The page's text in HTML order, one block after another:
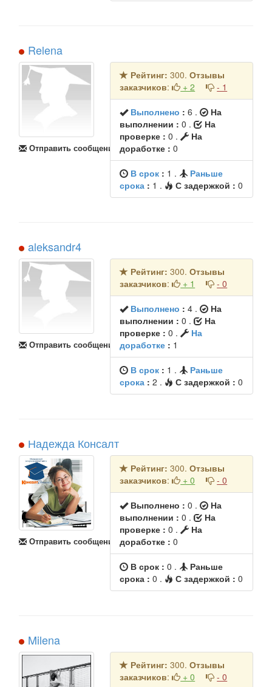
Relena
Отправить сообщение
Рейтинг:300.Отзывы
заказчиков: + 2 - 1
Выполнено :6 .
На
выполнении :0 .
На
проверке :0 .
На
доработке :0
В срок : 1 .
Раньше
срока : 1 . С задержкой :0
aleksandr4
Отправить сообщение
Рейтинг:300.Отзывы
заказчиков: + 1 - 0
Выполнено :4 .
На
выполнении :0 .
На
проверке :0 .
На
доработке : 1
В срок : 1 .
Раньше
срока :2 . С задержкой :0
Надежда Консалт
Отправить сообщение
Рейтинг:300.Отзывы
заказчиков: + 0 - 0
Выполнено :0 .
На
выполнении :0 .
На
проверке :0 .
На
доработке :0
В срок :0 .
Раньше
срока :0 . С задержкой :0
Milena
Рейтинг:300.Отзывы
заказчиков: + 0 - 0